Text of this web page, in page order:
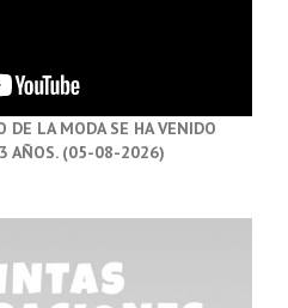
DE LA MODA SE HA VENIDO
AÑOS. (05-08-2026)